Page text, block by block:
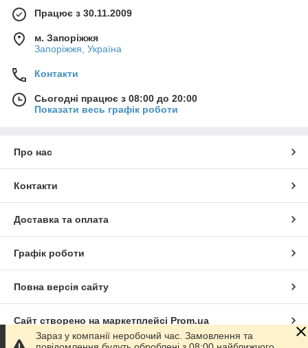
Працює з 30.11.2009
м. Запоріжжя
Запоріжжя, Україна
Контакти
Сьогодні працює з 08:00 до 20:00
Показати весь графік роботи
Про нас
Контакти
Доставка та оплата
Графік роботи
Повна версія сайту
Сайт створено на маркетплейсі Prom.ua
Зараз у компанії неробочий час. Замовлення та